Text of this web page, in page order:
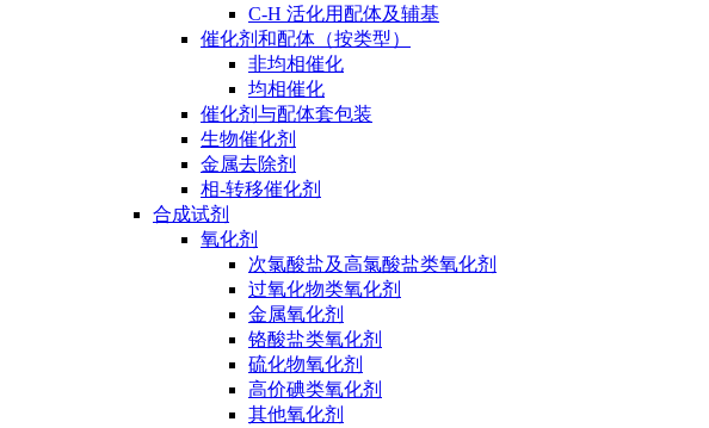
C-H 活化用配体及辅基
催化剂和配体（按类型）
非均相催化
均相催化
催化剂与配体套包装
生物催化剂
金属去除剂
相-转移催化剂
合成试剂
氧化剂
次氯酸盐及高氯酸盐类氧化剂
过氧化物类氧化剂
金属氧化剂
铬酸盐类氧化剂
硫化物氧化剂
高价碘类氧化剂
其他氧化剂